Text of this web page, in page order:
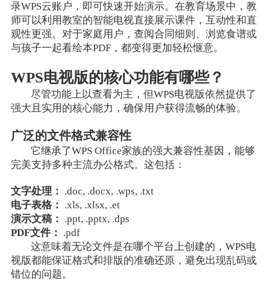
录WPS云账户，即可快速开始演示。在教育场景中，教
师可以利用教室的智能电视直接展示课件，互动性和直
观性更强。对于家庭用户，查阅合同细则、浏览食谱或
与孩子一起看绘本PDF，都变得更加轻松惬意。
WPS电视版的核心功能有哪些？
尽管功能上以查看为主，但WPS电视版依然提供了
强大且实用的核心能力，确保用户获得流畅的体验。
广泛的文件格式兼容性
它继承了WPS Office家族的强大兼容性基因，能够
完美支持多种主流办公格式。这包括：
文字处理： .doc, .docx, .wps, .txt
电子表格： .xls, .xlsx, .et
演示文稿： .ppt, .pptx, .dps
PDF文件： .pdf
这意味着无论文件是在哪个平台上创建的，WPS电
视版都能保证格式和排版的准确还原，避免出现乱码或
错位的问题。